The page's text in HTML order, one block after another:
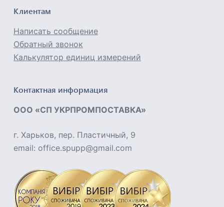
Клиентам
Написать сообщение
Обратный звонок
Калькулятор единиц измерений
Контактная информация
ООО «СП УКРПРОМПОСТАВКА»
г. Харьков, пер. Пластичный, 9
email: office.spupp@gmail.com